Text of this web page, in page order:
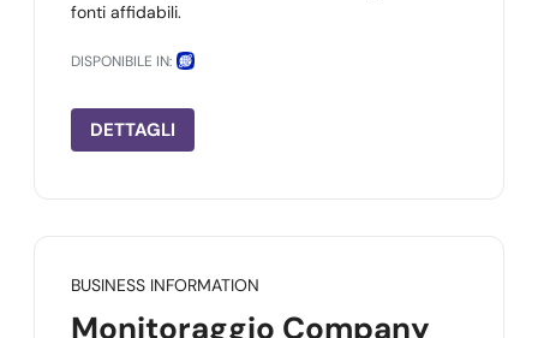
fonti affidabili.
DISPONIBILE IN:
DETTAGLI
BUSINESS INFORMATION
Monitoraggio Company